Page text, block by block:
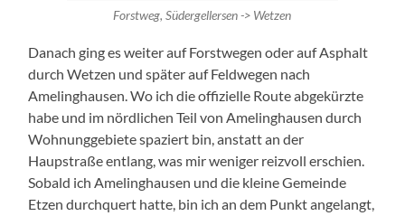
Forstweg, Südergellersen -> Wetzen
Danach ging es weiter auf Forstwegen oder auf Asphalt
durch Wetzen und später auf Feldwegen nach
Amelinghausen. Wo ich die offizielle Route abgekürzte
habe und im nördlichen Teil von Amelinghausen durch
Wohnunggebiete spaziert bin, anstatt an der
Haupstraße entlang, was mir weniger reizvoll erschien.
Sobald ich Amelinghausen und die kleine Gemeinde
Etzen durchquert hatte, bin ich an dem Punkt angelangt,